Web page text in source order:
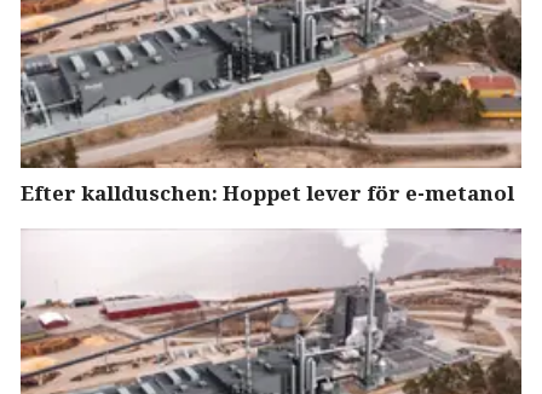
Efter kallduschen: Hoppet lever för e-metanol